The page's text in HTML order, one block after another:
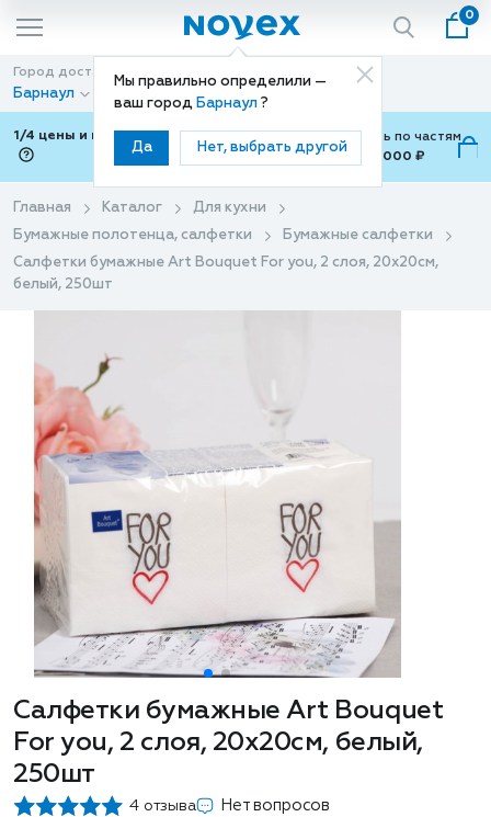
Мы правильно определили —
ваш город Барнаул ?
Да Нет, выбрать другой
0
Город доставки
Барнаул
Способ доставки
Доставка
1/4 цены и покупки ваши с Подели
Можно оплатить по частям
от 700 ₽ до 15,000 ₽
Главная Каталог
Для кухни
Бумажные полотенца, салфетки
Бумажные салфетки
Салфетки бумажные Art Bouquet For you, 2 слоя, 20x20см,
белый, 250шт
Салфетки бумажные Art Bouquet
For you, 2 слоя, 20x20см, белый,
250шт
4 отзыва Нет вопросов